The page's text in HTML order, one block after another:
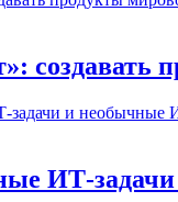
создавать